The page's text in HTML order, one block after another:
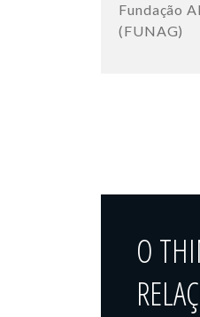
Fundação
(FUNAG)
O